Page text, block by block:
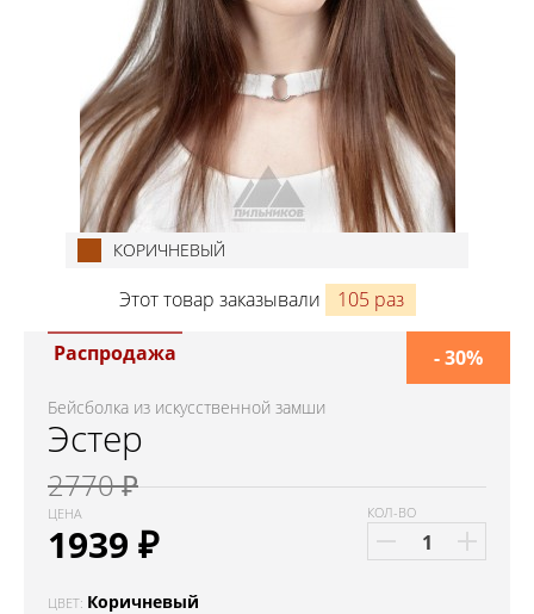
КОРИЧНЕВЫЙ
Этот товар заказывали 105 раз
Распродажа
Бейсболка из искусственной замши
Эстер
2770 ₽
ЦЕНА
1939 ₽
- 30%
КОЛ-ВО
ЦВЕТ: Коричневый